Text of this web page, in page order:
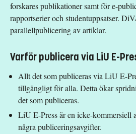
forskares publikationer samt för e-
rapportserier och studentuppsatser.
parallellpublicering av artiklar.
Varför publicera via LiU E-
Allt det som publiceras via LiU E-
tillgängligt för alla. Detta ökar
det som publiceras.
LiU E-Press är en icke-kommersiell
några publiceringsavgifter.